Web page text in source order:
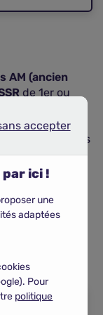
AM (ancien
de 1er ou
dans les
concerne les
nés à partir
ans et fournir
légal. La
agréés
inscrit reçoit
SCOOTER
accepter
ici !
une
adaptées
Pour
politique
accepter